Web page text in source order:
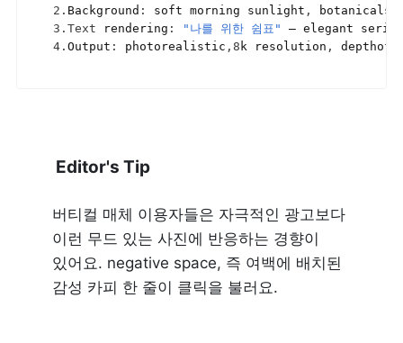
2. Background : soft morning sunlight ,
3. Text rendering : "나를 위한 쉼표" — elegant serif
4. Output : photorealistic , 8 k resolution , depthof
Editor's Tip
버티컬 매체 이용자들은 자극적인 광고보다
이런 무드 있는 사진에 반응하는 경향이
있어요. negative space, 즉 여백에 배치된
감성 카피 한 줄이 클릭을 불러요.